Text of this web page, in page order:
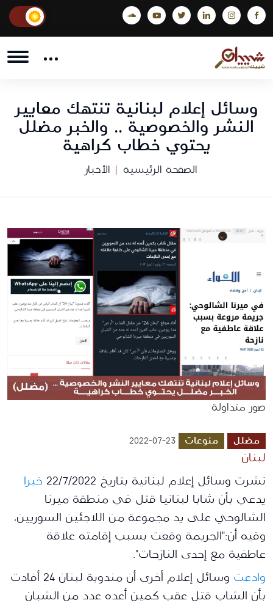
وسائل إعلام لبنانية تنتهك معايير
النشر والخصوصية .. والخبر مضلل
يحتوي خطاب كراهية
الصفحة الرئيسية الأخبار
صور متداولة
مضلل منوعات
لبنان
نشرت وسائل إعلام لبنانية بتاريخ 22/7/2022
خبرا
يدعي بأن شابا لبنانيا قتل في منطقة ميرنا
الشالوحي على يد مجموعة من اللاجئين السوريين،
وفيه أن:"الجريمة وقعت بسبب إقامته علاقة
عاطفية مع إحدى النازحات".
وادعت
وسائل إعلام أخرى أن مندوبة لبنان 24 أفادت
بأن الشاب قتل عقب كمين أعده عدد من الشبان